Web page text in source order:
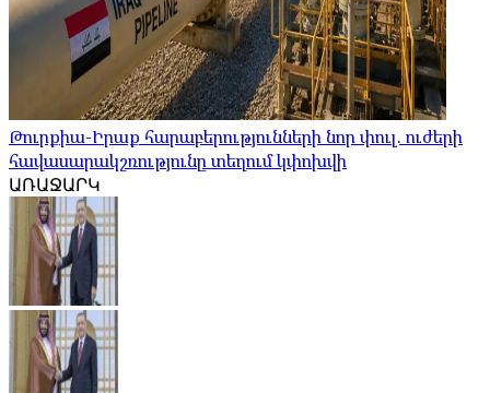
Թուրքիա-Իրաք հարաբերությունների նոր փուլ. ուժերի
հավասարակշռությունը տեղում կփոխվի
ԱՌԱՋԱՐԿ